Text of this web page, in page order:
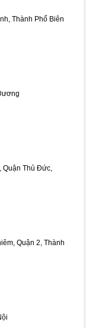
Thành Phố Biên
Quận Thủ Đức,
Quận 2, Thành